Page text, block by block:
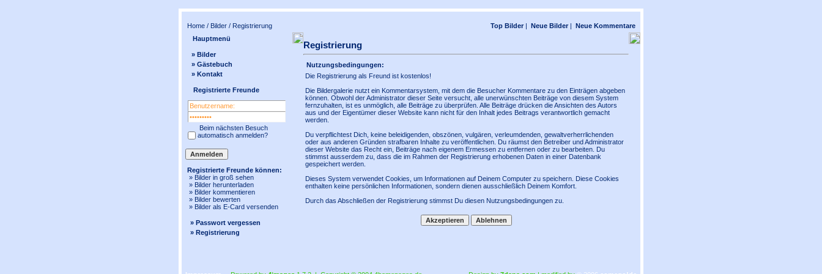
Home / Bilder / Registrierung Top Bilder | Neue Bilder | Neue Kommentare
Hauptmenü
» Bilder
» Gästebuch
» Kontakt
Registrierte Freunde
Beim nächsten Besuch
automatisch anmelden?
Registrierte Freunde können:
» Bilder in groß sehen
» Bilder herunterladen
» Bilder kommentieren
» Bilder bewerten
» Bilder als E-Card versenden
» Passwort vergessen
» Registrierung
Registrierung
Nutzungsbedingungen:
Die Registrierung als Freund ist kostenlos!
Die Bildergalerie nutzt ein Kommentarsystem, mit dem die Besucher Kommentare zu den Einträgen abgeben
können. Obwohl der Administrator dieser Seite versucht, alle unerwünschten Beiträge von diesem System
fernzuhalten, ist es unmöglich, alle Beiträge zu überprüfen. Alle Beiträge drücken die Ansichten des Autors
aus und der Eigentümer dieser Website kann nicht für den Inhalt jedes Beitrags verantwortlich gemacht
werden.
Du verpflichtest Dich, keine beleidigenden, obszönen, vulgären, verleumdenden, gewaltverherrlichenden
oder aus anderen Gründen strafbaren Inhalte zu veröffentlichen. Du räumst den Betreiber und Administrator
dieser Website das Recht ein, Beiträge nach eigenem Ermessen zu entfernen oder zu bearbeiten. Du
stimmst ausserdem zu, dass die im Rahmen der Registrierung erhobenen Daten in einer Datenbank
gespeichert werden.
Dieses System verwendet Cookies, um Informationen auf Deinem Computer zu speichern. Diese Cookies
enthalten keine persönlichen Informationen, sondern dienen ausschließlich Deinem Komfort.
Durch das Abschließen der Registrierung stimmst Du diesen Nutzungsbedingungen zu.